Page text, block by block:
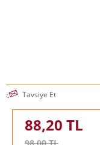
Tavsiye Et
88,20 TL